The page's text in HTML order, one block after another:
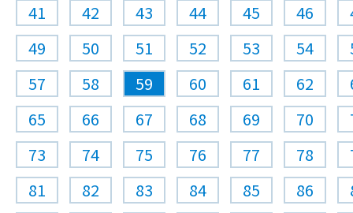
41
42 43 44 45 46
49
50 51 52 53 54
57
58 59 60 61 62
65
66 67 68 69 70
73
74 75 76 77 78
81
82 83 84 85 86